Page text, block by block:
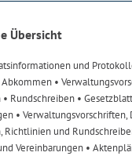
Übersicht
und
Abkommen •
• Rundschreiben •
•
Richtlinien und
Vereinbarungen •